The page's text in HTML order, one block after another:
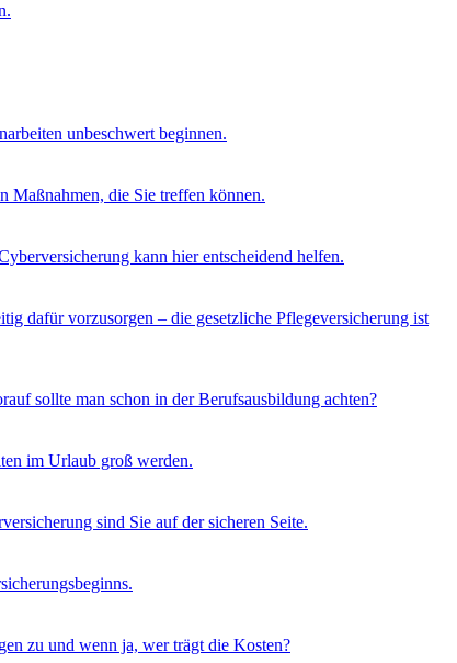
unbeschwert beginnen.
Maßnahmen, die Sie treffen können.
kann hier entscheidend helfen.
dafür vorzusorgen – die gesetzliche Pflegeversicherung ist
sollte man schon in der Berufsausbildung achten?
im Urlaub groß werden.
sind Sie auf der sicheren Seite.
zu und wenn ja, wer trägt die Kosten?